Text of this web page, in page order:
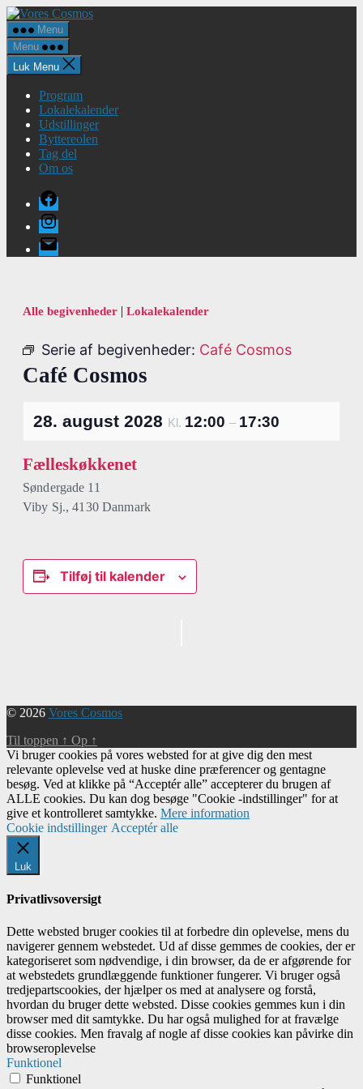
Spring
til
indholdet
Vores
Menu
Menu
Luk Menu
Program
Lokalekalender
Udstillinger
Byttereolen
Tag del
Om os
Facebook
Instagram
E-
mail
Alle begivenheder | Lokalekalender
Serie af begivenheder: Café Cosmos
Café Cosmos
28. august 2028 Kl. 12:00 – 17:30
Fælleskøkkenet
Søndergade 11
Viby Sj., 4130 Danmark
Tilføj til kalender
© 2026 Vores Cosmos
Til toppen ↑ Op ↑
Vi bruger cookies på vores websted for at give dig den mest
relevante oplevelse ved at huske dine præferencer og gentagne
besøg. Ved at klikke på “Acceptér alle” accepterer du brugen af ​​
ALLE cookies. Du kan dog besøge "Cookie -indstillinger" for at
give et kontrolleret samtykke. Mere information
Cookie indstillinger Acceptér alle
Luk
Privatlivsoversigt
Dette websted bruger cookies til at forbedre din oplevelse, mens du
navigerer gennem webstedet. Ud af disse gemmes de cookies, der er
kategoriseret som nødvendige, i din browser, da de er afgørende for
at webstedets grundlæggende funktioner fungerer. Vi bruger også
tredjepartscookies, der hjælper os med at analysere og forstå,
hvordan du bruger dette websted. Disse cookies gemmes kun i din
browser med dit samtykke. Du har også mulighed for at fravælge
disse cookies. Men fravalg af nogle af disse cookies kan påvirke din
browseroplevelse
Funktionel
Funktionel